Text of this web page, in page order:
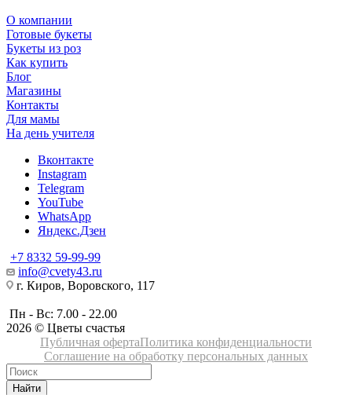
О компании
Готовые букеты
Букеты из роз
Как купить
Блог
Магазины
Контакты
Для мамы
На день учителя
Вконтакте
Instagram
Telegram
YouTube
WhatsApp
Яндекс.Дзен
+7 8332 59-99-99
info@cvety43.ru
г. Киров, Воровского, 117
Пн - Вс: 7.00 - 22.00
2026 © Цветы счастья
Публичная офертаПолитика конфиденциальности
Соглашение на обработку персональных данных
Найти